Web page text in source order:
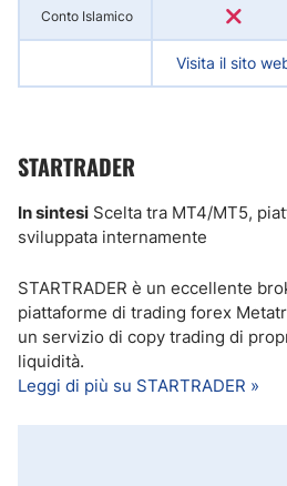
Conto Islamico
Visita il sito
STARTRADER
In sintesi Scelta tra MT4/MT5,
sviluppata internamente
STARTRADER è un eccellente
piattaforme di trading forex
un servizio di copy trading di
liquidità.
Leggi di più su STARTRADER »